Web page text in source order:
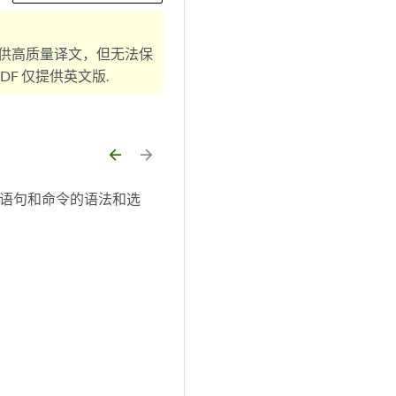
高质量译文，但无法保
仅提供英文版.
arrow_backward arrow_forward
句和命令的语法和选